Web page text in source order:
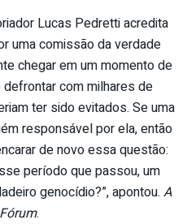
Lucas Pedretti acredita
uma comissão da verdade
chegar em um momento de
com milhares de
ter sido evitados. Se uma
responsável por ela, então
de novo essa questão:
período que passou, um
genocídio?”, apontou. A
.